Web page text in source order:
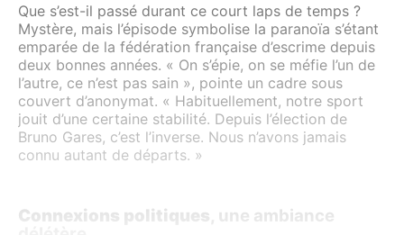
Que s’est-il passé durant ce court laps de temps ?
Mystère, mais l’épisode symbolise la paranoïa s’étant
emparée de la fédération française d’escrime depuis
deux bonnes années. « On s’épie, on se méfie l’un de
l’autre, ce n’est pas sain », pointe un cadre sous
couvert d’anonymat. « Habituellement, notre sport
jouit d’une certaine stabilité. Depuis l’élection de
Bruno Gares, c’est l’inverse. Nous n’avons jamais
connu autant de départs. »
Connexions politiques, une ambiance